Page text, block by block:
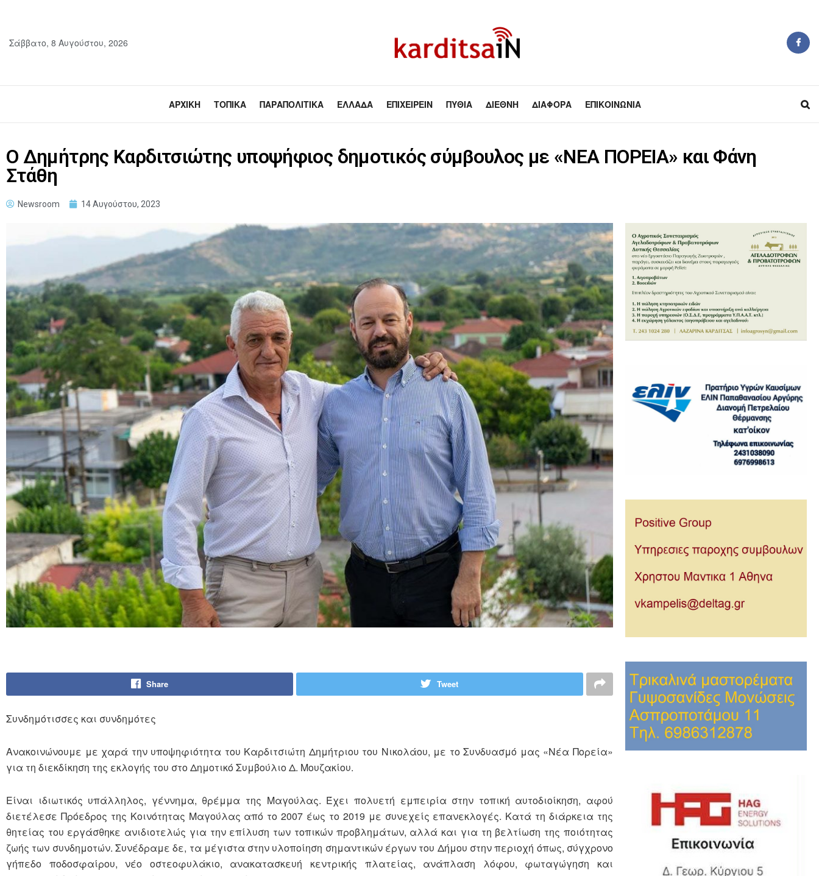
Σάββατο, 8 Αυγούστου, 2026
ΑΡΧΙΚΉ ΤΟΠΙΚΆ ΠΑΡΑΠΟΛΙΤΙΚΆ ΕΛΛΆΔΑ ΕΠΙΧΕΙΡΕΊΝ ΠΥΘΊΑ ΔΙΕΘΝΉ ΔΙΆΦΟΡΑ ΕΠΙΚΟΙΝΩΝΊΑ
Ο Δημήτρης Καρδιτσιώτης υποψήφιος δημοτικός σύμβουλος με «ΝΕΑ ΠΟΡΕΙΑ» και Φάνη
Στάθη
Newsroom 14 Αυγούστου, 2023
Share Tweet
Συνδημότισσες και συνδημότες
Ανακοινώνουμε με χαρά την υποψηφιότητα του Καρδιτσιώτη Δημήτριου του Νικολάου, με το Συνδυασμό μας «Νέα Πορεία»
για τη διεκδίκηση της εκλογής του στο Δημοτικό Συμβούλιο Δ. Μουζακίου.
Είναι ιδιωτικός υπάλληλος, γέννημα, θρέμμα της Μαγούλας. Έχει πολυετή εμπειρία στην τοπική αυτοδιοίκηση, αφού
διετέλεσε Πρόεδρος της Κοινότητας Μαγούλας από το 2007 έως το 2019 με συνεχείς επανεκλογές. Κατά τη διάρκεια της
θητείας του εργάσθηκε ανιδιοτελώς για την επίλυση των τοπικών προβλημάτων, αλλά και για τη βελτίωση της ποιότητας
ζωής των συνδημοτών. Συνέδραμε δε, τα μέγιστα στην υλοποίηση σημαντικών έργων του Δήμου στην περιοχή όπως, σύγχρονο
γήπεδο ποδοσφαίρου, νέο οστεοφυλάκιο, ανακατασκευή κεντρικής πλατείας, ανάπλαση λόφου, φωταγώγηση και